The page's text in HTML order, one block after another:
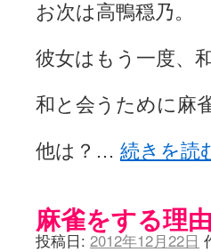
お次は高鴨穏乃。
彼女はもう一度、
和と会うために麻
他は？… 続きを読
麻雀をする理由
投稿日: 2012年12月22日